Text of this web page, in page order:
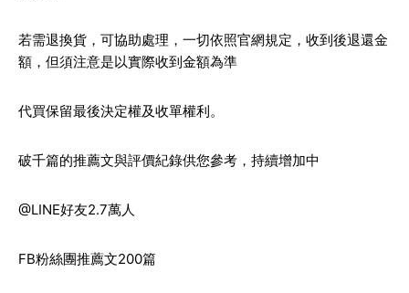
若需退換貨，可協助處理，一切依照官網規定，收到後退還金
額，但須注意是以實際收到金額為準
代買保留最後決定權及收單權利。
破千篇的推薦文與評價紀錄供您參考，持續增加中
@LINE好友2.7萬人
FB粉絲團推薦文200篇